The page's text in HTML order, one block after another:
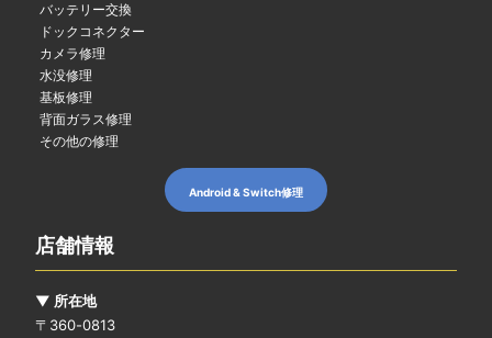
バッテリー交換
ドックコネクター
カメラ修理
水没修理
基板修理
背面ガラス修理
その他の修理
Android & Switch修理
店舗情報
▼ 所在地
〒360-0813